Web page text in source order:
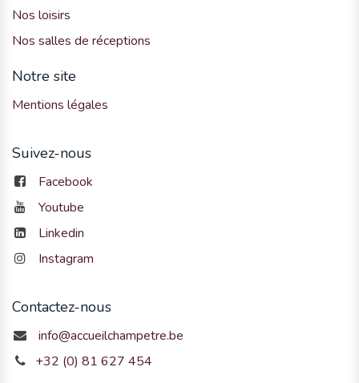
Nos loisirs
Nos salles de réceptions
Notre site
Mentions légales
Suivez-nous
Facebook
Youtube
Linkedin
Instagram
Contactez-nous
info@accueilchampetre.be
+32 (0) 81 627 454